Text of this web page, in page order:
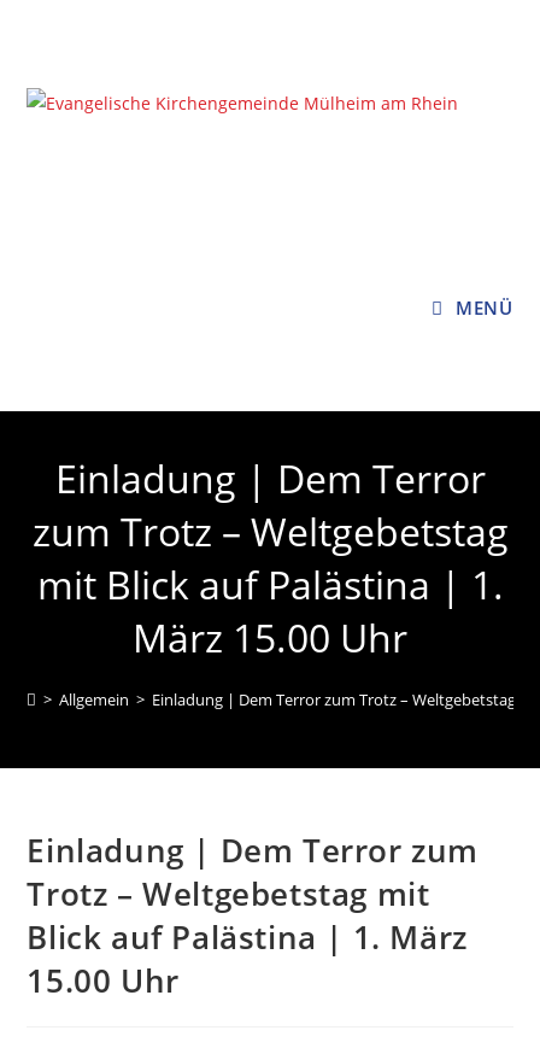
MENÜ
Einladung | Dem Terror
zum Trotz – Weltgebetstag
mit Blick auf Palästina | 1.
März 15.00 Uhr
> Allgemein > Einladung | Dem Terror zum Trotz – Weltgebetstag
Einladung | Dem Terror zum
Trotz – Weltgebetstag mit
Blick auf Palästina | 1. März
15.00 Uhr